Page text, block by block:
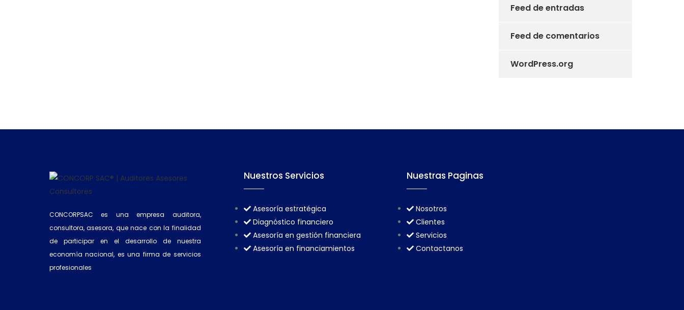
Feed de entradas
Feed de comentarios
WordPress.org
CONCORPSAC es una empresa auditora,
consultora, asesora, que nace con la finalidad
de participar en el desarrollo de nuestra
economía nacional, es una firma de servicios
profesionales
Nuestros Servicios
Asesoría estratégica
Diagnóstico financiero
Asesoría en gestión financiera
Asesoría en financiamientos
Nuestras Paginas
Nosotros
Clientes
Servicios
Contactanos